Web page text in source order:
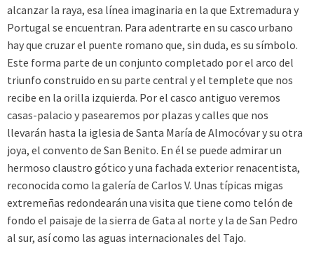
alcanzar la raya, esa línea imaginaria en la que Extremadura y
Portugal se encuentran. Para adentrarte en su casco urbano
hay que cruzar el puente romano que, sin duda, es su símbolo.
Este forma parte de un conjunto completado por el arco del
triunfo construido en su parte central y el templete que nos
recibe en la orilla izquierda. Por el casco antiguo veremos
casas-palacio y pasearemos por plazas y calles que nos
llevarán hasta la iglesia de Santa María de Almocóvar y su otra
joya, el convento de San Benito. En él se puede admirar un
hermoso claustro gótico y una fachada exterior renacentista,
reconocida como la galería de Carlos V. Unas típicas migas
extremeñas redondearán una visita que tiene como telón de
fondo el paisaje de la sierra de Gata al norte y la de San Pedro
al sur, así como las aguas internacionales del Tajo.